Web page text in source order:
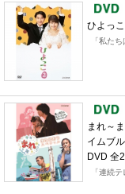
ひよっ
「私た
まれ～
イムブ
DVD 全
「連続